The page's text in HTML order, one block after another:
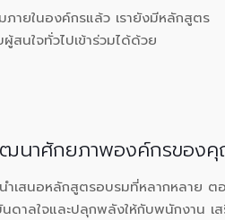
ายในองค์กรแล้ว เรายังมีหลักสูตร
สนใจทั่วไปเข้าร่วมได้ด้วย
นาศักยภาพองค์กรของคุ
สนอหลักสูตรอบรมที่หลากหลาย
าลใจและปลุกพลังให้กับพนักงาน เ